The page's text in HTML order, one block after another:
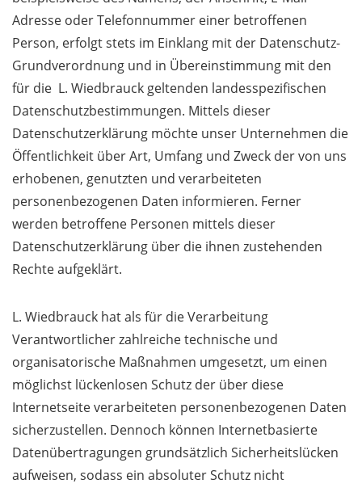
Adresse oder Telefonnummer einer betroffenen
Person, erfolgt stets im Einklang mit der Datenschutz-
Grundverordnung und in Übereinstimmung mit den
für die L. Wiedbrauck geltenden landesspezifischen
Datenschutzbestimmungen. Mittels dieser
Datenschutzerklärung möchte unser Unternehmen die
Öffentlichkeit über Art, Umfang und Zweck der von uns
erhobenen, genutzten und verarbeiteten
personenbezogenen Daten informieren. Ferner
werden betroffene Personen mittels dieser
Datenschutzerklärung über die ihnen zustehenden
Rechte aufgeklärt.
L. Wiedbrauck hat als für die Verarbeitung
Verantwortlicher zahlreiche technische und
organisatorische Maßnahmen umgesetzt, um einen
möglichst lückenlosen Schutz der über diese
Internetseite verarbeiteten personenbezogenen Daten
sicherzustellen. Dennoch können Internetbasierte
Datenübertragungen grundsätzlich Sicherheitslücken
aufweisen, sodass ein absoluter Schutz nicht